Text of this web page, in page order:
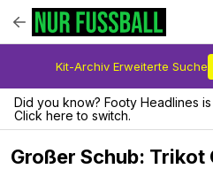
Kit-Archiv Erweiterte Suche
Did you know? Footy Headlines
Click here to switch.
Großer Schub: Trikot